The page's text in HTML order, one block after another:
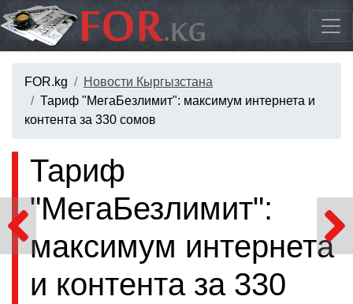
FOR.kg
Новости Кыргызстана
Тариф "МегаБезлимит": максимум интернета и
контента за 330 сомов
Тариф
"МегаБезлимит":
максимум интернета
и контента за 330